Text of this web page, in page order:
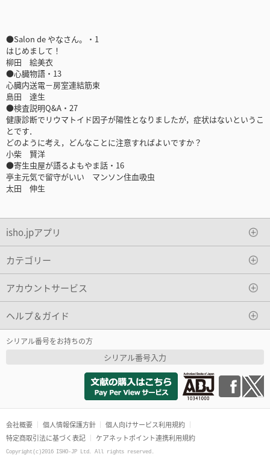
●Salon de やなさん。・1
はじめまして！
柳田 絵美衣
●心臓物語・13
心臓内送電－房室連結筋束
島田 達生
●検査説明Q&A・27
健康診断でリウマトイド因子が陽性となりましたが，症状はないというこ
とです．
どのように考え，どんなことに注意すればよいですか？
小柴 賢洋
●寄生虫屋が語るよもやま話・16
亭主元気で留守がいい マンソン住血吸虫
太田 伸生
isho.jpアプリ
カテゴリー
アカウントサービス
ヘルプ＆ガイド
シリアル番号をお持ちの方
シリアル番号入力
会社概要 個人情報保護方針
個人向けサービス利用規約
特定商取引法に基づく表記
ケアネットポイント連携利用規約
Copyright(c)2016 ISHO-JP Ltd. All rights reserved.